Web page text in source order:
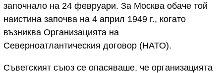
започнало на 24 февруари. За Москва обаче той
наистина започва на 4 април 1949 г., когато
възниква Организацията на
Северноатлантическия договор (НАТО).
Съветският съюз се опасяваше, че организацията